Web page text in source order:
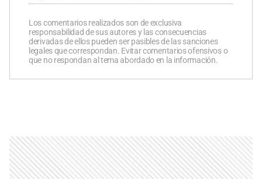
Los comentarios realizados son de exclusiva
responsabilidad de sus autores y las consecuencias
derivadas de ellos pueden ser pasibles de las sanciones
legales que correspondan. Evitar comentarios ofensivos o
que no respondan al tema abordado en la información.